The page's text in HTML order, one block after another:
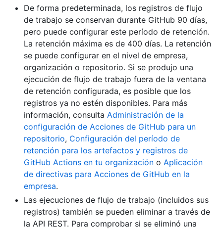
De forma predeterminada, los registros de flujo
de trabajo se conservan durante GitHub 90 días,
pero puede configurar este período de retención.
La retención máxima es de 400 días. La retención
se puede configurar en el nivel de empresa,
organización o repositorio. Si se produjo una
ejecución de flujo de trabajo fuera de la ventana
de retención configurada, es posible que los
registros ya no estén disponibles. Para más
información, consulta Administración de la
configuración de Acciones de GitHub para un
repositorio, Configuración del período de
retención para los artefactos y registros de
GitHub Actions en tu organización o Aplicación
de directivas para Acciones de GitHub en la
empresa.
Las ejecuciones de flujo de trabajo (incluidos sus
registros) también se pueden eliminar a través de
la API REST. Para comprobar si se eliminó una